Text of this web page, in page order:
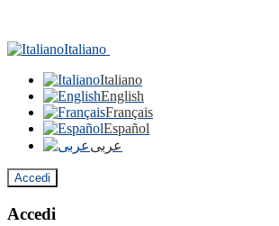
Italiano
Italiano
English
Français
Español
عربى
Accedi
Accedi